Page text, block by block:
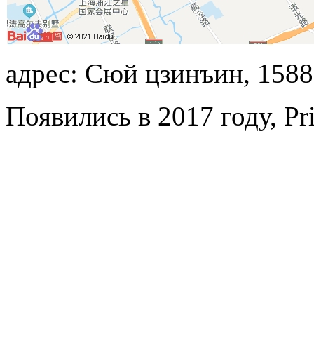
адрес: Сюй цзинъин,
Появились в 2017 году,